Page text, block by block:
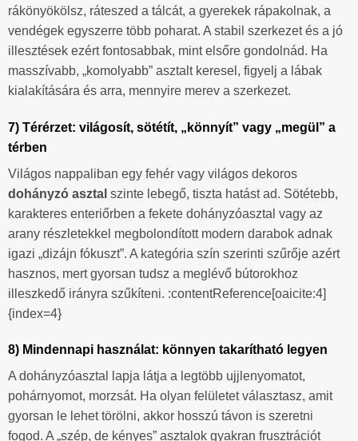
rákönyökölsz, ráteszed a tálcát, a gyerekek rápakolnak, a
vendégek egyszerre több poharat. A stabil szerkezet és a jó
illesztések ezért fontosabbak, mint elsőre gondolnád. Ha
masszívabb, „komolyabb” asztalt keresel, figyelj a lábak
kialakítására és arra, mennyire merev a szerkezet.
7) Térérzet: világosít, sötétít, „könnyít” vagy „megül” a
térben
Világos nappaliban egy fehér vagy világos dekoros
dohányzó asztal szinte lebegő, tiszta hatást ad. Sötétebb,
karakteres enteriőrben a fekete dohányzóasztal vagy az
arany részletekkel megbolondított modern darabok adnak
igazi „dizájn fókuszt”. A kategória szín szerinti szűrője azért
hasznos, mert gyorsan tudsz a meglévő bútorokhoz
illeszkedő irányra szűkíteni. :contentReference[oaicite:4]
{index=4}
8) Mindennapi használat: könnyen takarítható legyen
A dohányzóasztal lapja látja a legtöbb ujjlenyomatot,
pohárnyomot, morzsát. Ha olyan felületet választasz, amit
gyorsan le lehet törölni, akkor hosszú távon is szeretni
fogod. A „szép, de kényes” asztalok gyakran frusztrációt